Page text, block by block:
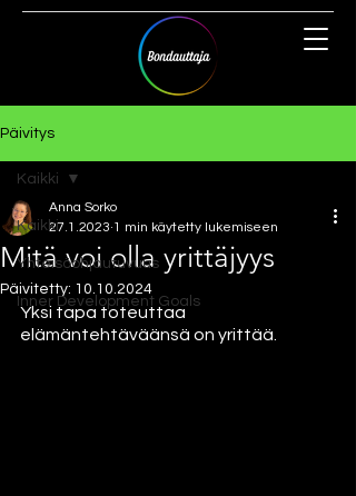
Päivitys
Kaikki
Yhteisöohjautuvuus
Inner Development Goals
Kaikki
Mitä voi olla yrittäjyys
Anna Sorko
27.1.2023 1 min käytetty lukemiseen
Päivitetty: 10.10.2024
Yksi tapa toteuttaa
elämäntehtäväänsä on yrittää.